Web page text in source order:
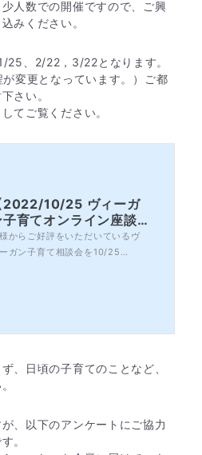
人数での開催ですので、ご興
みください。
25、2/22，3/22となります。
が変更となっています。）ご都
さい。
てご覧ください。
2022/10/25 ヴィーガ
子育てオンライン座談
】～「子どもとの日々
関わりで大切にしたい
からご好評をいただいているヴ
ガン子育て相談会を10/25
佐千子が皆様のお悩みにお答え
と、栄養についてなど、日々の
をぜひお話しに来...
、日頃の子育てのことなど、
、以下のアンケートにご協力
。